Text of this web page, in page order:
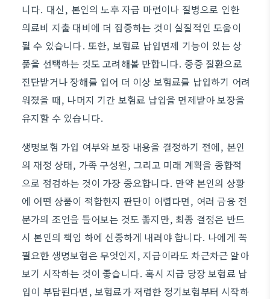
니다. 대신, 본인의 노후 자금 마련이나 질병으로 인한
의료비 지출 대비에 더 집중하는 것이 실질적인 도움이
될 수 있습니다. 또한, 보험료 납입면제 기능이 있는 상
품을 선택하는 것도 고려해볼 만합니다. 중증 질환으로
진단받거나 장해를 입어 더 이상 보험료를 납입하기 어려
워졌을 때, 나머지 기간 보험료 납입을 면제받아 보장을
유지할 수 있습니다.
생명보험 가입 여부와 보장 내용을 결정하기 전에, 본인
의 재정 상태, 가족 구성원, 그리고 미래 계획을 종합적
으로 점검하는 것이 가장 중요합니다. 만약 본인의 상황
에 어떤 상품이 적합한지 판단이 어렵다면, 여러 금융 전
문가의 조언을 들어보는 것도 좋지만, 최종 결정은 반드
시 본인의 책임 하에 신중하게 내려야 합니다. 나에게 꼭
필요한 생명보험은 무엇인지, 지금이라도 차근차근 알아
보기 시작하는 것이 좋습니다. 혹시 지금 당장 보험료 납
입이 부담된다면, 보험료가 저렴한 정기보험부터 시작하